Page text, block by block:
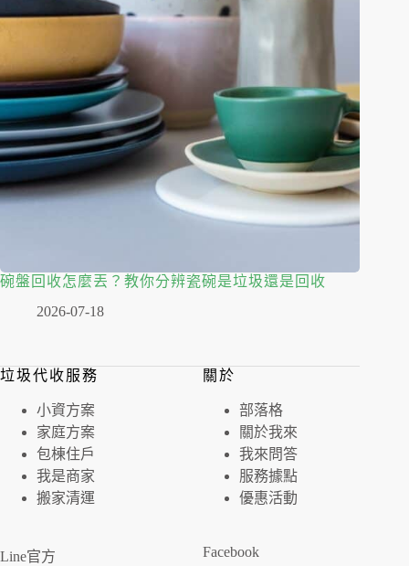
碗盤回收怎麼丟？教你分辨瓷碗是垃圾還是回收
2026-07-18
垃圾代收服務
⼩資⽅案
家庭⽅案
包棟住戶
我是商家
搬家清運
Line官方
關於
部落格
關於我來
我來問答
服務據點
優惠活動
Facebook